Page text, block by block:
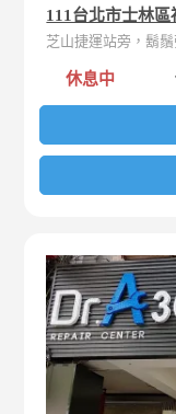
111台北市士林
芝山捷運站旁，鬍
休息中